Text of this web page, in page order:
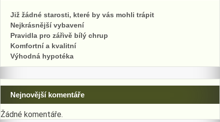
Již žádné starosti, které by vás mohli trápit
Nejkrásnější vybavení
Pravidla pro zářivě bílý chrup
Komfortní a kvalitní
Výhodná hypotéka
Nejnovější komentáře
Žádné komentáře.